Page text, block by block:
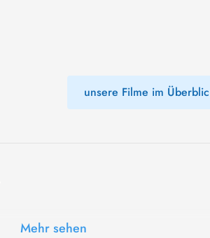
unsere Filme im
Mehr sehen